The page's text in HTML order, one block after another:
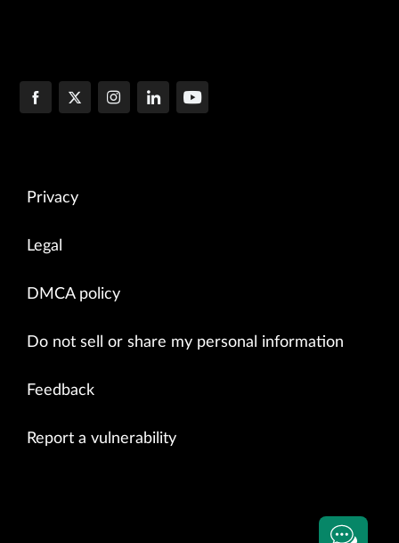
Privacy
Legal
DMCA policy
Do not sell or share my personal information
Feedback
Report a vulnerability